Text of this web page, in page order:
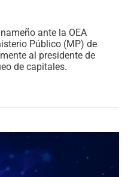
ante la OEA
Público (MP) de
al presidente de
de capitales.